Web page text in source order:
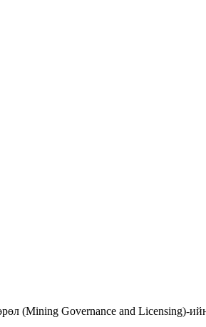
(Mining Governance and Licensing)-